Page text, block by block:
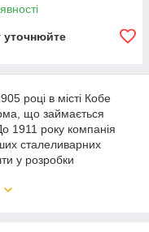
та обробки
для роботи
гідроножиці та
уточнюйте
році в місті Кобе
що займається
1911 року компанія
сталеливарних
у розробки
року екскаватора з